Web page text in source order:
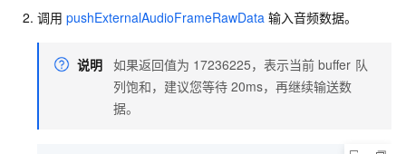
调用 pushExternalAudioFrameRawData 输入音频数据。
说明 如果返回值为 17236225，表示当前 buffer 队
列饱和，建议您等待 20ms，再继续输送数
据。